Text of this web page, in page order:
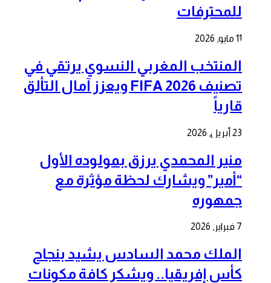
للمحترفات
11 مايو, 2026
المنتخب المغربي النسوي يرتقي في
تصنيف FIFA 2026 ويعزز آمال التألق
قارياً
23 أبريل, 2026
منير المحمدي يرزق بمولوده الأول
“أمير” ويشارك لحظة مؤثرة مع
جمهوره
7 فبراير, 2026
الملك محمد السادس يشيد بنجاح
كأس إفريقيا.. ويشكر كافة مكونات